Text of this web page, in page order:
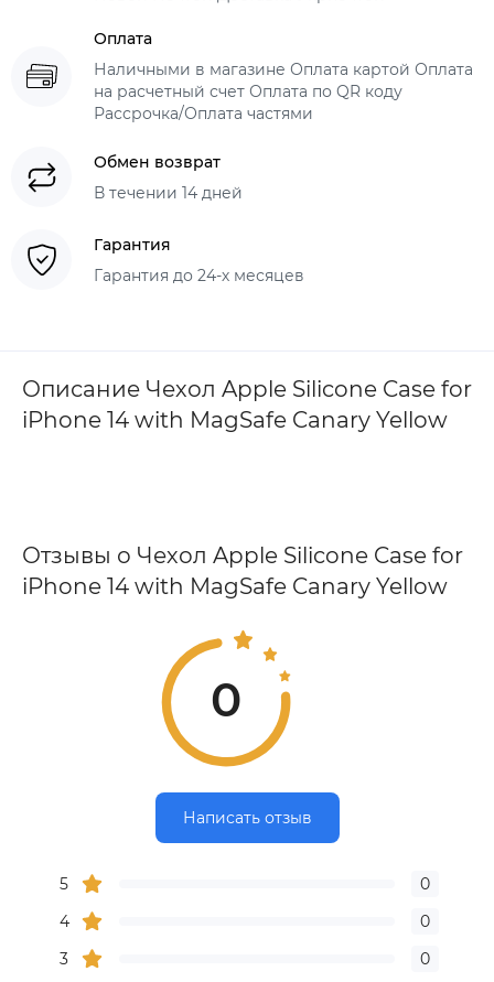
Оплата
Наличными в магазине Оплата картой Оплата
на расчетный счет Оплата по QR коду
Рассрочка/Оплата частями
Обмен возврат
В течении 14 дней
Гарантия
Гарантия до 24-х месяцев
Описание Чехол Apple Silicone Case for
iPhone 14 with MagSafe Canary Yellow
Отзывы о Чехол Apple Silicone Case for
iPhone 14 with MagSafe Canary Yellow
0
Написать отзыв
5
0
4
0
3
0